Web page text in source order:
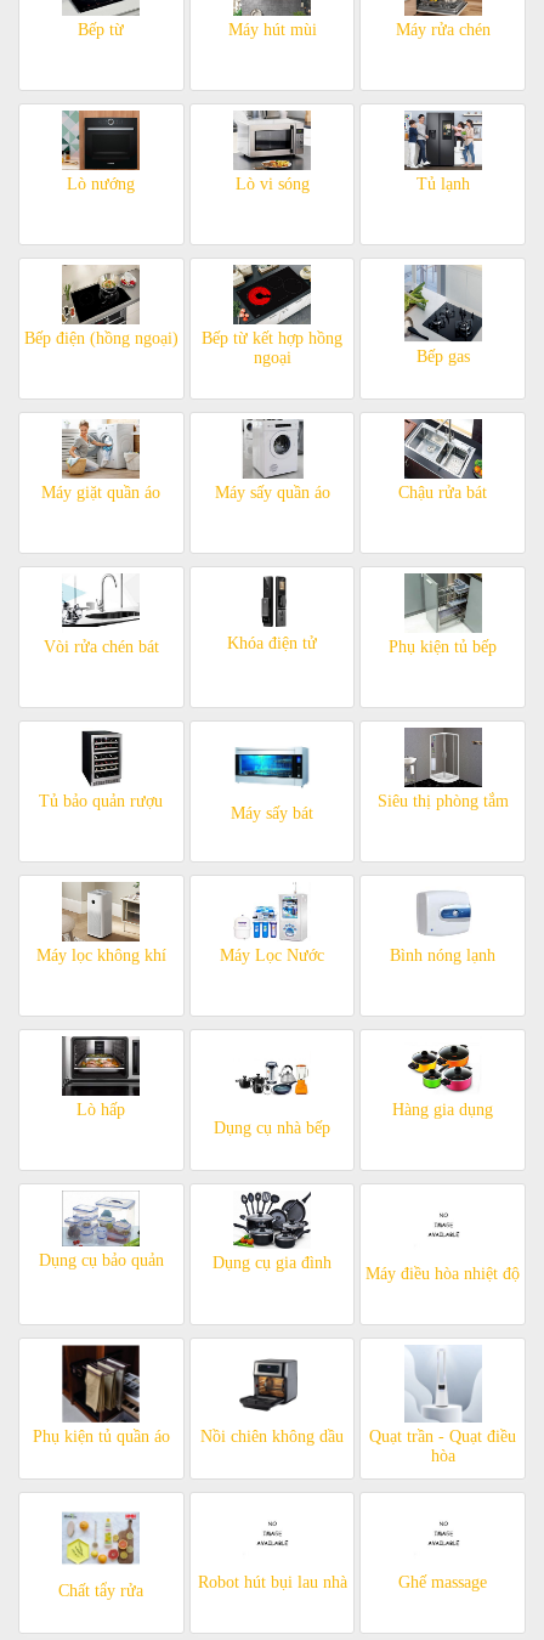
Bếp từ Máy hút mùi Máy rửa chén
Lò nướng Lò vi sóng Tủ lạnh
Bếp điện (hồng ngoại)
Bếp từ kết hợp hồng
ngoại
Bếp gas
Máy giặt quần áo Máy sấy quần áo Chậu rửa bát
Vòi rửa chén bát Khóa điện tử Phụ kiện tủ bếp
Tủ bảo quản rượu
Máy sấy bát
Siêu thị phòng tắm
Máy lọc không khí Máy Lọc Nước Bình nóng lạnh
Lò hấp
Dụng cụ nhà bếp
Hàng gia dụng
Dụng cụ bảo quản Dụng cụ gia đình
Máy điều hòa nhiệt độ
Phụ kiện tủ quần áo Nồi chiên không dầu
Quạt trần - Quạt điều
hòa
Chất tẩy rửa Robot hút bụi lau nhà Ghế massage